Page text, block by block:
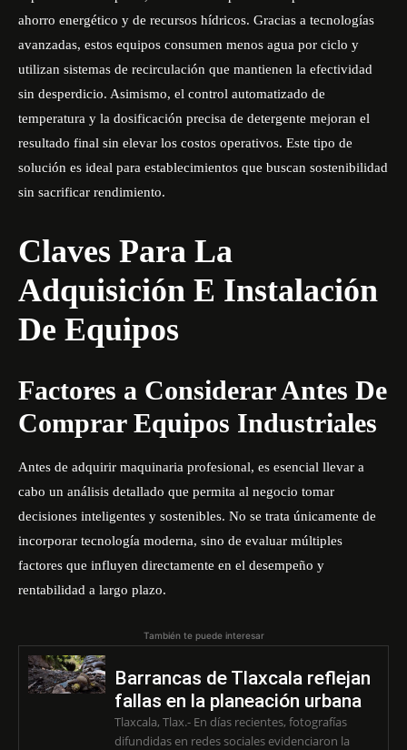
ahorro energético y de recursos hídricos. Gracias a tecnologías
avanzadas, estos equipos consumen menos agua por ciclo y
utilizan sistemas de recirculación que mantienen la efectividad
sin desperdicio. Asimismo, el control automatizado de
temperatura y la dosificación precisa de detergente mejoran el
resultado final sin elevar los costos operativos. Este tipo de
solución es ideal para establecimientos que buscan sostenibilidad
sin sacrificar rendimiento.
Claves Para La
Adquisición E Instalación
De Equipos
Factores a Considerar Antes De
Comprar Equipos Industriales
Antes de adquirir maquinaria profesional, es esencial llevar a
cabo un análisis detallado que permita al negocio tomar
decisiones inteligentes y sostenibles. No se trata únicamente de
incorporar tecnología moderna, sino de evaluar múltiples
factores que influyen directamente en el desempeño y
rentabilidad a largo plazo.
También te puede interesar
Barrancas de Tlaxcala reflejan
fallas en la planeación urbana
Tlaxcala, Tlax.- En días recientes, fotografías
difundidas en redes sociales evidenciaron la